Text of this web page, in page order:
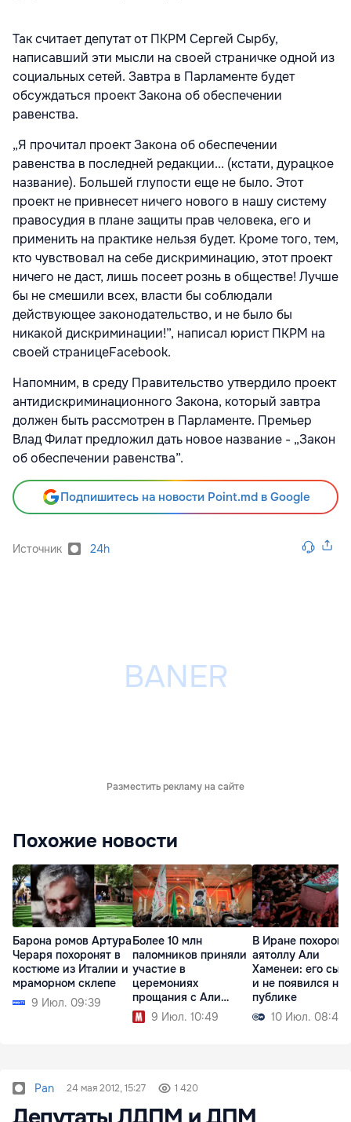
Так считает депутат от ПКРМ Сергей Сырбу,
написавший эти мысли на своей страничке одной из
социальных сетей. Завтра в Парламенте будет
обсуждаться проект Закона об обеспечении
равенства.
„Я прочитал проект Закона об обеспечении
равенства в последней редакции... (кстати, дурацкое
название). Большей глупости еще не было. Этот
проект не привнесет ничего нового в нашу систему
правосудия в плане защиты прав человека, его и
применить на практике нельзя будет. Кроме того, тем,
кто чувствовал на себе дискриминацию, этот проект
ничего не даст, лишь посеет рознь в обществе! Лучше
бы не смешили всех, власти бы соблюдали
действующее законодательство, и не было бы
никакой дискриминации!”, написал юрист ПКРМ на
своей страницеFacebook.
Напомним, в среду Правительство утвердило проект
антидискриминационного Закона, который завтра
должен быть рассмотрен в Парламенте. Премьер
Влад Филат предложил дать новое название - „Закон
об обеспечении равенства”.
Подпишитесь на новости Point.md в Google
Источник 24h
Разместить рекламу на сайте
Похожие новости
Барона ромов Артура
Чераря похоронят в
костюме из Италии и
мраморном склепе
9 Июл. 09:39
Более 10 млн
паломников приняли
участие в
церемониях
прощания с Али
Хаменеи
9 Июл. 10:49
В Иране
аятоллу Али
Хаменеи: его сын
и не появился на
публике
10 Июл. 08:42
Pan 24 мая 2012, 15:27 1 420